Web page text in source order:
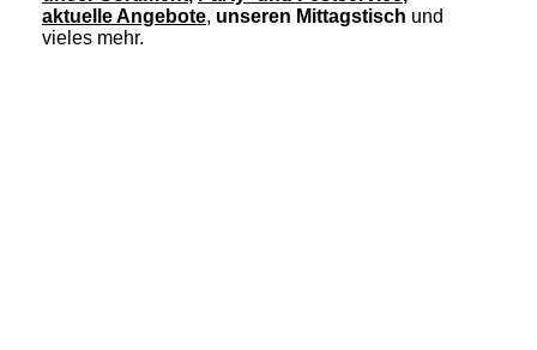
aktuelle Angebote, unseren Mittagstisch und
vieles mehr.